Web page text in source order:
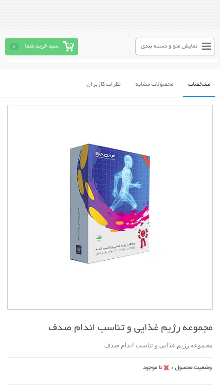
سبد خرید شما 0 نمایش منو و دسته بندی
مشخصات محصولات مشابه نظرات کاربران
مجموعه رژیم غذایی و تناسب اندام صدف
مجموعه رژیم غذایی و تناسب اندام صدف